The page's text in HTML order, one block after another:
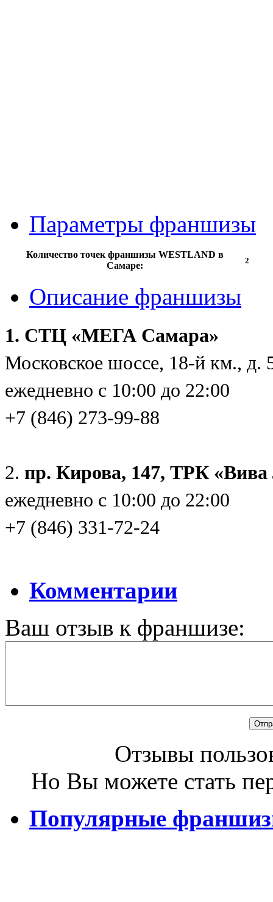
Параметры франшизы
Количество точек франшизы WESTLAND в
Самаре:
2
Описание франшизы
1. СТЦ «МЕГА Самара»
Московское шоссе, 18-й км., д.
ежедневно с 10:00 до 22:00
+7 (846) 273-99-88
2. пр. Кирова, 147, ТРК «Вива
ежедневно с 10:00 до 22:00
+7 (846) 331-72-24
Комментарии
Ваш отзыв к франшизе:
Отзывы
Но Вы можете стать
Популярные